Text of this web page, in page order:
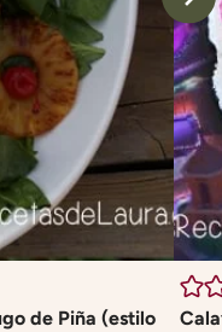
de Piña (estilo